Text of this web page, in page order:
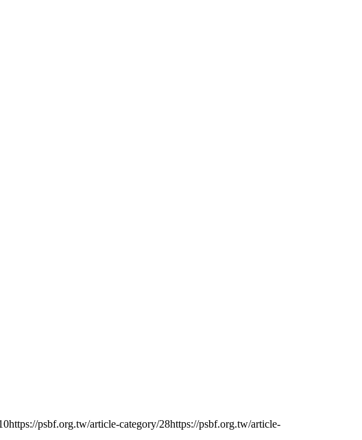
psbf.org.tw/article-category/28https://psbf.org.tw/article-